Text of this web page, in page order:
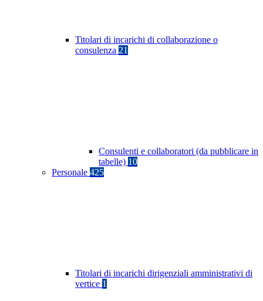
Titolari di incarichi di collaborazione o
consulenza 21
Consulenti e collaboratori (da pubblicare in
tabelle) 10
Personale 425
Titolari di incarichi dirigenziali amministrativi di
vertice 1